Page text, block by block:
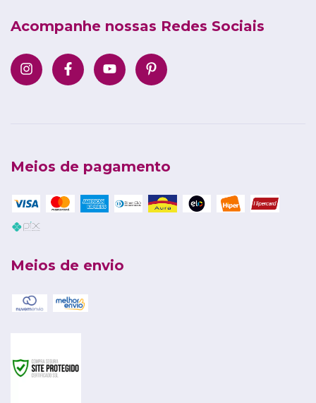
Acompanhe nossas Redes Sociais
Meios de pagamento
Meios de envio